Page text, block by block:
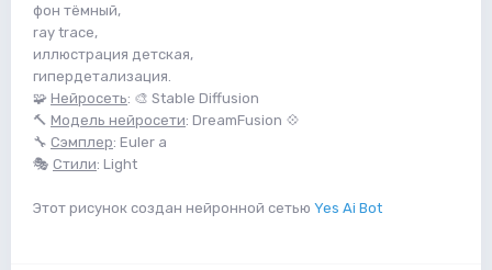
фон тёмный,
ray trace,
иллюстрация детская,
гипердетализация.
🧩 Нейросеть: 🎨 Stable Diffusion
🔨 Модель нейросети: DreamFusion 💠
🔧 Сэмплер: Euler a
🎭 Стили: Light
Этот рисунок создан нейронной сетью Yes Ai Bot